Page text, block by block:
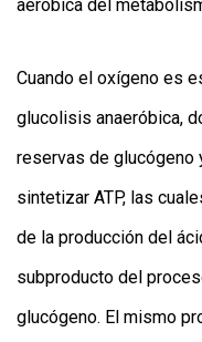
aeróbica del
Cuando el oxígeno es
glucolisis anaeróbica,
reservas de glucógeno
sintetizar ATP, las
de la producción del
subproducto del
glucógeno. El mismo